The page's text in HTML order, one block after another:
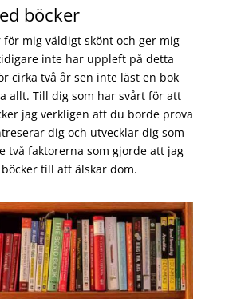
böcker
för mig väldigt skönt och ger mig
inte har uppleft på detta
cirka två år sen inte läst en bok
allt. Till dig som har svårt för att
jag verkligen att du borde prova
dig och utvecklar dig som
två faktorerna som gjorde att jag
till att älskar dom.